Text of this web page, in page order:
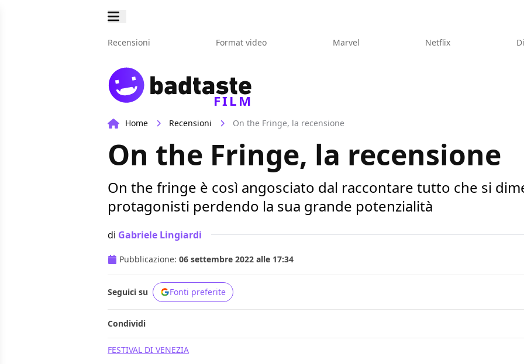
Recensioni Format video Marvel Netflix
FILM
Home Recensioni On the Fringe, la recensione
On the Fringe, la recensione
On the fringe è così angosciato dal raccontare tutto che si
protagonisti perdendo la sua grande potenzialità
di Gabriele Lingiardi
Pubblicazione: 06 settembre 2022 alle 17:34
Seguici su Fonti preferite
Condividi
FESTIVAL DI VENEZIA